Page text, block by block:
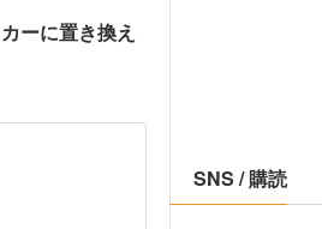
ーに置き換え
SNS / 購読